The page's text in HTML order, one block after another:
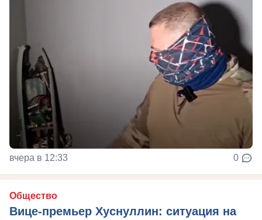
вчера в 12:33 0
Общество
Вице-премьер Хуснуллин: ситуация на